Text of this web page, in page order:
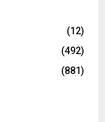
(12)
(492)
(881)